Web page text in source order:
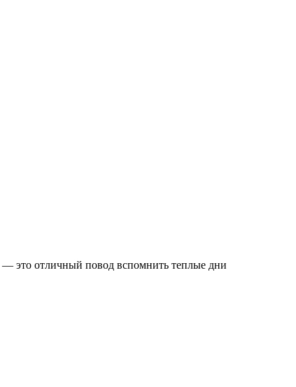
— это отличный повод вспомнить теплые дни